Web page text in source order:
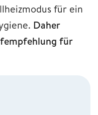
für ein
Daher
für